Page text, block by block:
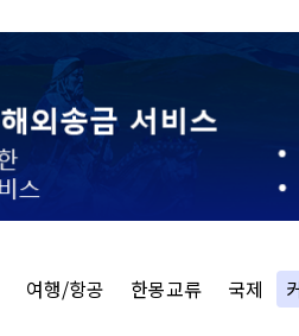
여행/항공 한몽교류 국제